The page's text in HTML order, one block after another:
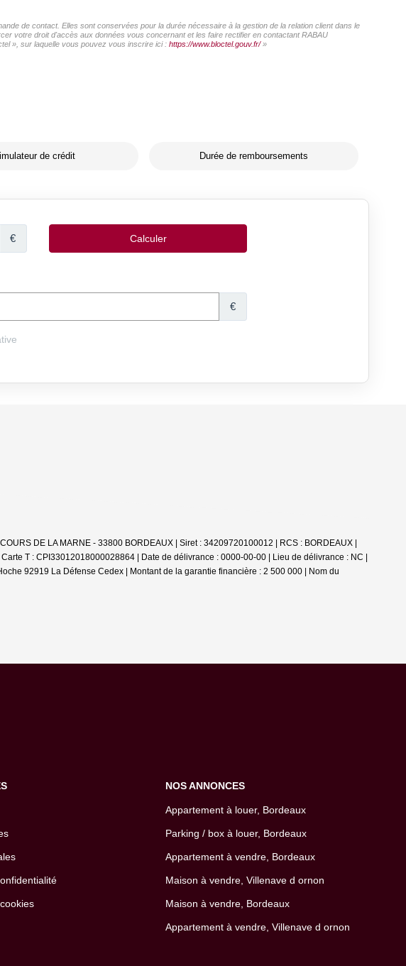
de contact. Elles sont conservées pour la durée nécessaire à la gestion de la relation client dans le
votre droit d'accès aux données vous concernant et les faire rectifier en contactant RABAU
», sur laquelle vous pouvez vous inscrire ici : https://www.bloctel.gouv.fr/»
de crédit Durée de remboursements
DE LA MARNE - 33800 BORDEAUX | Siret : 34209720100012 | RCS : BORDEAUX |
Carte T : CPI33012018000028864 | Date de délivrance : 0000-00-00 | Lieu de délivrance : NC |
92919 La Défense Cedex | Montant de la garantie financière : 2 500 000 | Nom du
NOS ANNONCES
Appartement à louer, Bordeaux
Parking / box à louer, Bordeaux
Appartement à vendre, Bordeaux
Maison à vendre, Villenave d ornon
Maison à vendre, Bordeaux
Appartement à vendre, Villenave d ornon